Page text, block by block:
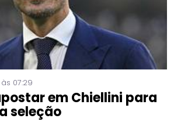
07:29
em Chiellini para
seleção